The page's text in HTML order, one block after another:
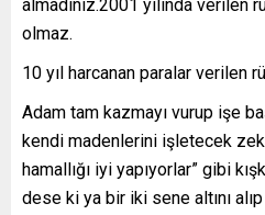
almadınız.2001 yılında verilen
olmaz.
10 yıl harcanan paralar verilen
Adam tam kazmayı vurup işe
kendi madenlerini işletecek
hamallığı iyi yapıyorlar” gibi
dese ki ya bir iki sene altını